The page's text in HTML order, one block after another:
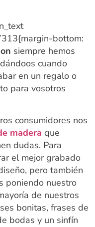
bottom:
siempre hemos
cuando
en un regalo o
para vosotros
consumidores nos
madera que
dudas. Para
el mejor grabado
pero también
poniendo nuestro
de nuestros
bonitas, frases de
bodas y un sinfín